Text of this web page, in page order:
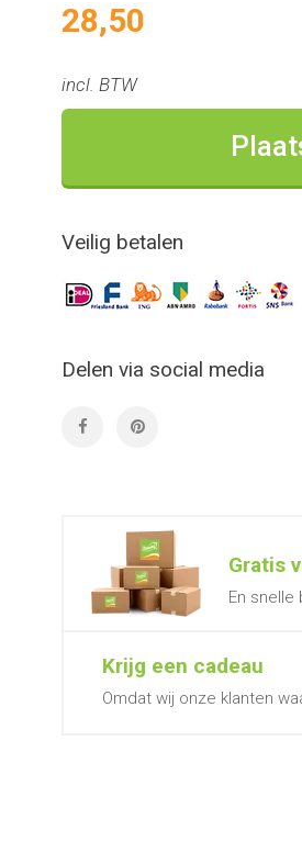
28,50
incl. BTW
Veilig betalen
Delen via social media
Gratis
En
Krijg een cadeau
Omdat wij onze klanten